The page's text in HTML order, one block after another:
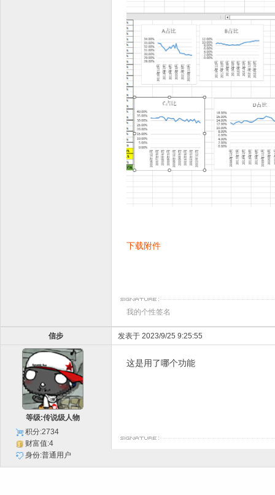
下载附件
我的个性签名
信步 发表于 2023/9/25 9:25:55
等级:传说级人物
积分:2734
财富值:4
身份:普通用户
这是用了哪个功能